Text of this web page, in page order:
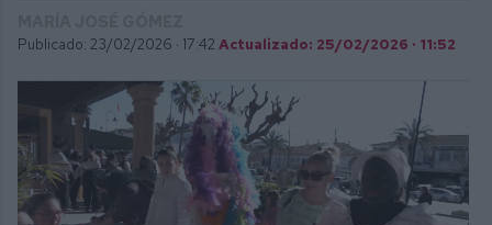
Publicado: 23/02/2026 · 17:42 Actualizado: 25/02/2026 · 11:52